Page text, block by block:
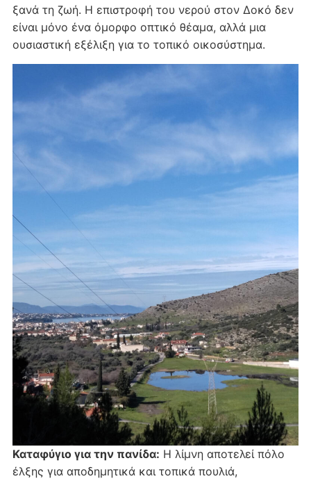
ξανά τη ζωή. Η επιστροφή του νερού στον Δοκό δεν
είναι μόνο ένα όμορφο οπτικό θέαμα, αλλά μια
ουσιαστική εξέλιξη για το τοπικό οικοσύστημα.
Καταφύγιο για την πανίδα: Η λίμνη αποτελεί πόλο
έλξης για αποδημητικά και τοπικά πουλιά,